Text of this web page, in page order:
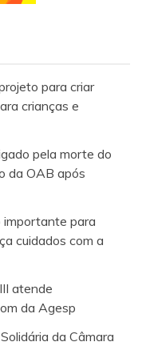
para criar
crianças e
pela morte do
da OAB após
importante para
cuidados com a
atende
da Agesp
da Câmara